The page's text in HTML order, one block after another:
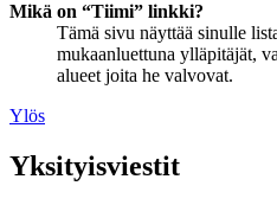
Mikä on “Tiimi” linkki?
Tämä sivu näyttää sinulle
mukaanluettuna ylläpitäjät,
alueet joita he valvovat.
Ylös
Yksityisviestit